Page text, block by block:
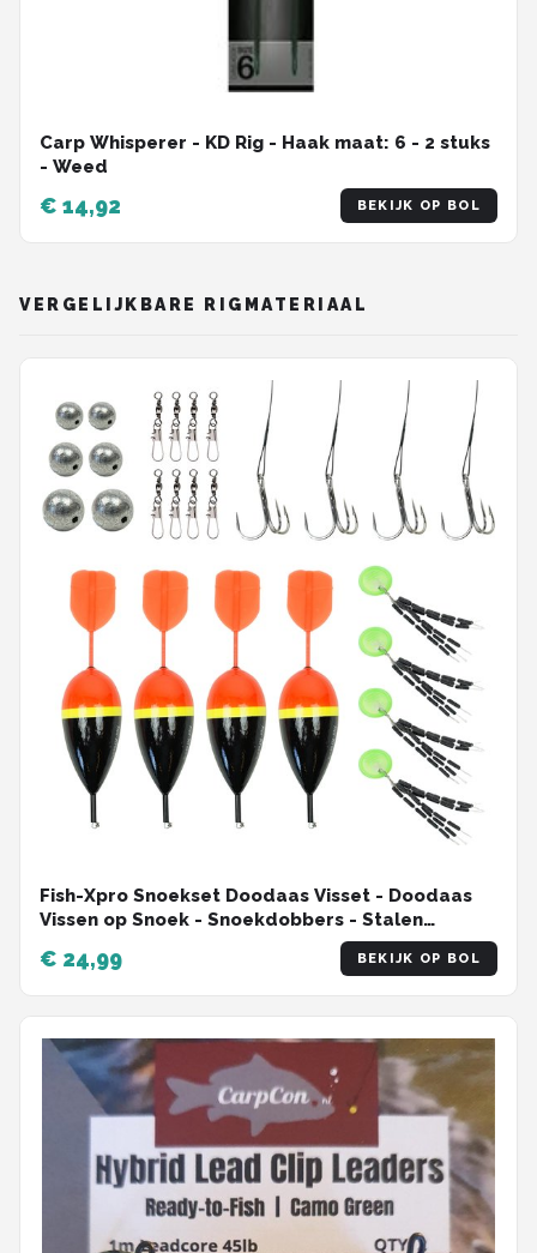
Carp Whisperer - KD Rig - Haak maat: 6 - 2 stuks
- Weed
€ 14,92 BEKIJK OP BOL
VERGELIJKBARE RIGMATERIAAL
Fish-Xpro Snoekset Doodaas Visset - Doodaas
Vissen op Snoek - Snoekdobbers - Stalen
€ 24,99 BEKIJK OP BOL